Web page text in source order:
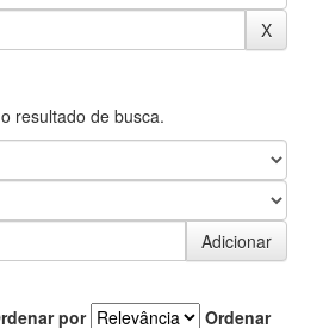
resultado de busca.
por
Ordenar